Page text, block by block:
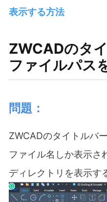
表示する方法
ZWCADのタ
ファイルパス
問題：
ZWCADのタイトルバ
ファイル名しか表示さ
ディレクトリを表示す